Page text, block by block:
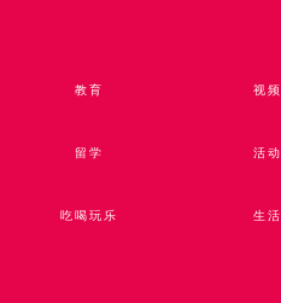
教育
留学
吃喝玩乐
视频​
活动
生活